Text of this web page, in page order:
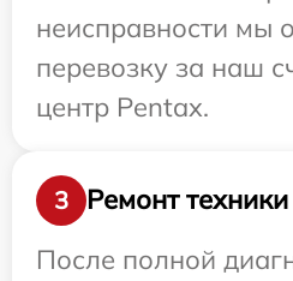
неисправности мы
перевозку за наш
центр Pentax.
3
Ремонт техники
После полной